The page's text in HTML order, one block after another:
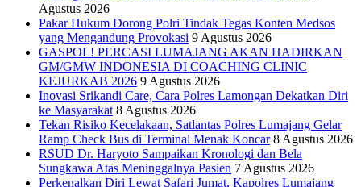
Agustus 2026
Pakar Hukum Dorong Polri Tindak Tegas Konten Medsos
yang Mengandung Provokasi 9 Agustus 2026
GASPOL! PERCASI LUMAJANG AKAN HADIRKAN
GM/GMW INDONESIA DI COACHING CLINIC
KEJURKAB 2026 9 Agustus 2026
Inovasi Srikandi Care, Cara Polres Lamongan Dekatkan Diri
ke Masyarakat 8 Agustus 2026
Tekan Risiko Kecelakaan, Satlantas Polres Lumajang Gelar
Ramp Check Bus di Terminal Menak Koncar 8 Agustus 2026
RSUD Dr. Haryoto Sampaikan Kronologi dan Bela
Sungkawa Atas Meninggalnya Pasien 7 Agustus 2026
Perkenalkan Diri Lewat Safari Jumat, Kapolres Lumajang